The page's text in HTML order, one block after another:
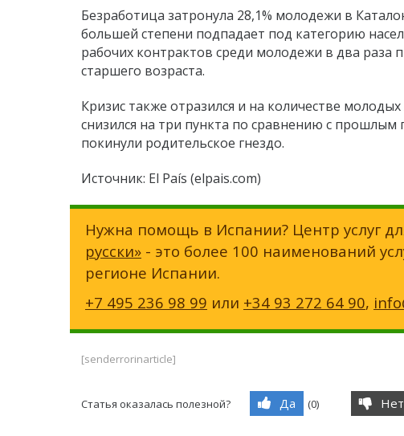
Безработица затронула 28,1% молодежи в
большей степени подпадает под категорию
рабочих контрактов среди молодежи в два раза
старшего возраста.
Кризис также отразился и на количестве
снизился на три пункта по сравнению с
покинули родительское гнездо.
Источник: El País (elpais.com)
Нужна помощь в Испании? Центр услуг
русски» - это более 100 наименований
регионе Испании.
+7 495 236 98 99 или +34 93 272 64 90,
[senderrorinarticle]
Статья оказалась полезной? Да (0) Нет